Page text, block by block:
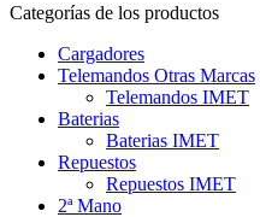
Categorías de los productos
Cargadores
Telemandos Otras Marcas
Telemandos IMET
Baterias
Baterias IMET
Repuestos
Repuestos IMET
2ª Mano